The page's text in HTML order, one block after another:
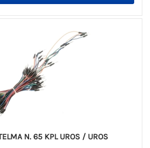
N. 65 KPL UROS / UROS